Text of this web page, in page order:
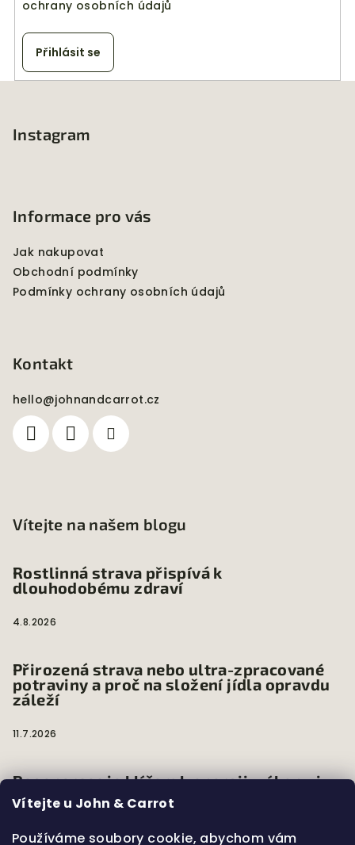
Vítejte u John & Carrot
Používáme soubory cookie, abychom vám
ochrany osobních údajů
Přihlásit se
Instagram
Informace pro vás
Jak nakupovat
Obchodní podmínky
Podmínky ochrany osobních údajů
Kontakt
hello@johnandcarrot.cz
Vítejte na našem blogu
Rostlinná strava přispívá k
dlouhodobému zdraví
4.8.2026
Přirozená strava nebo ultra-zpracované
potraviny a proč na složení jídla opravdu
záleží
11.7.2026
Regenerace je klíčem k energii, výkonu i
dlouhodobému zdraví
7.6.2026